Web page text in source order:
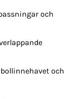
och
och